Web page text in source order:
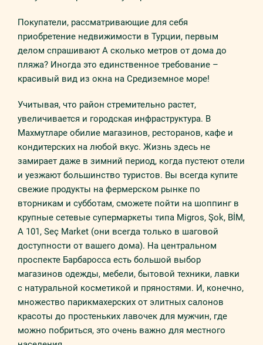
Покупатели, рассматривающие для себя
приобретение недвижимости в Турции, первым
делом спрашивают А сколько метров от дома до
пляжа? Иногда это единственное требование –
красивый вид из окна на Средиземное море!
Учитывая, что район стремительно растет,
увеличивается и городская инфраструктура. В
Махмутларе обилие магазинов, ресторанов, кафе и
кондитерских на любой вкус. Жизнь здесь не
замирает даже в зимний период, когда пустеют отели
и уезжают большинство туристов. Вы всегда купите
свежие продукты на фермерском рынке по
вторникам и субботам, сможете пойти на шоппинг в
крупные сетевые супермаркеты типа Migros, Şok, BİM,
A 101, Seç Market (они всегда только в шаговой
доступности от вашего дома). На центральном
проспекте Барбаросса есть большой выбор
магазинов одежды, мебели, бытовой техники, лавки
с натуральной косметикой и пряностями. И, конечно,
множество парикмахерских от элитных салонов
красоты до простеньких лавочек для мужчин, где
можно побриться, это очень важно для местного